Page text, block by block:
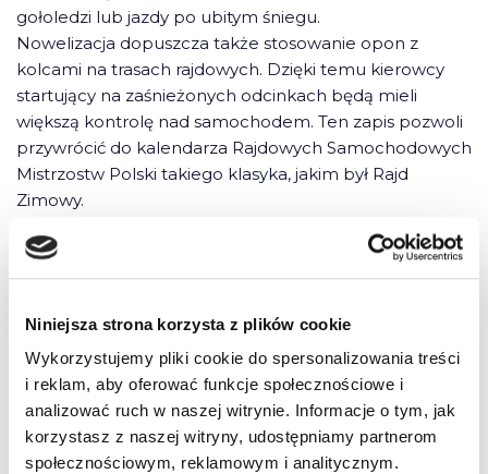
Niniejsza strona korzysta z plików cookie
Wykorzystujemy pliki cookie do spersonalizowania treści
i reklam, aby oferować funkcje społecznościowe i
analizować ruch w naszej witrynie. Informacje o tym, jak
korzystasz z naszej witryny, udostępniamy partnerom
społecznościowym, reklamowym i analitycznym.
gołoledzi lub jazdy po ubitym śniegu.
Nowelizacja dopuszcza także stosowanie opon z
kolcami na trasach rajdowych. Dzięki temu kierowcy
startujący na zaśnieżonych odcinkach będą mieli
większą kontrolę nad samochodem. Ten zapis pozwoli
przywrócić do kalendarza Rajdowych Samochodowych
Mistrzostw Polski takiego klasyka, jakim był Rajd
Zimowy.
3 komentarze do “Rajdowcy i
rowerzyści mają zgodę na kolce”